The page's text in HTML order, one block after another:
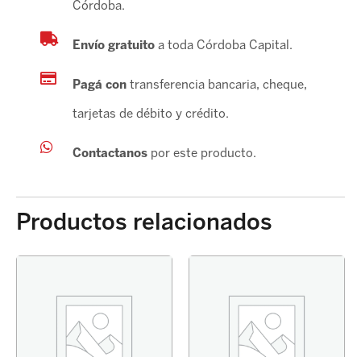
Córdoba.
Envío gratuitoa toda Córdoba Capital.
Pagá contransferencia bancaria, cheque,
tarjetas de débito y crédito.
Contactanospor este producto.
Productos relacionados